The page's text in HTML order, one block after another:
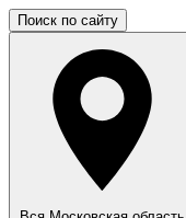
Поиск по сайту